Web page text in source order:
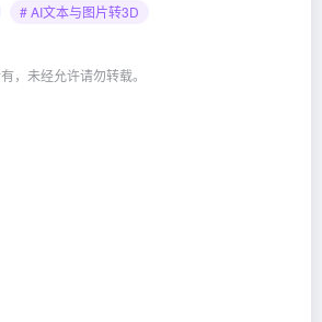
# AI文本与图片转3D
，未经允许请勿转载。